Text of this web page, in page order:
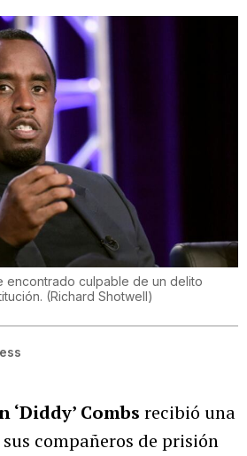
encontrado culpable de un delito
(Richard Shotwell)
‘Diddy’ Combs recibió una
compañeros de prisión